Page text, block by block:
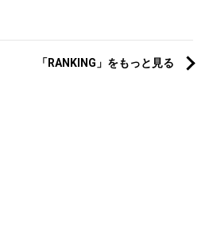
「RANKING」をもっと見る